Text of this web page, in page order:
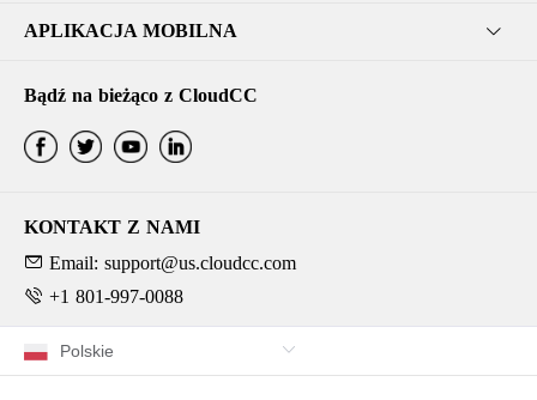
APLIKACJA MOBILNA
Bądź na bieżąco z CloudCC
KONTAKT Z NAMI
Email: support@us.cloudcc.com
+1 801-997-0088